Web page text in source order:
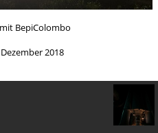
BepiColombo
2018